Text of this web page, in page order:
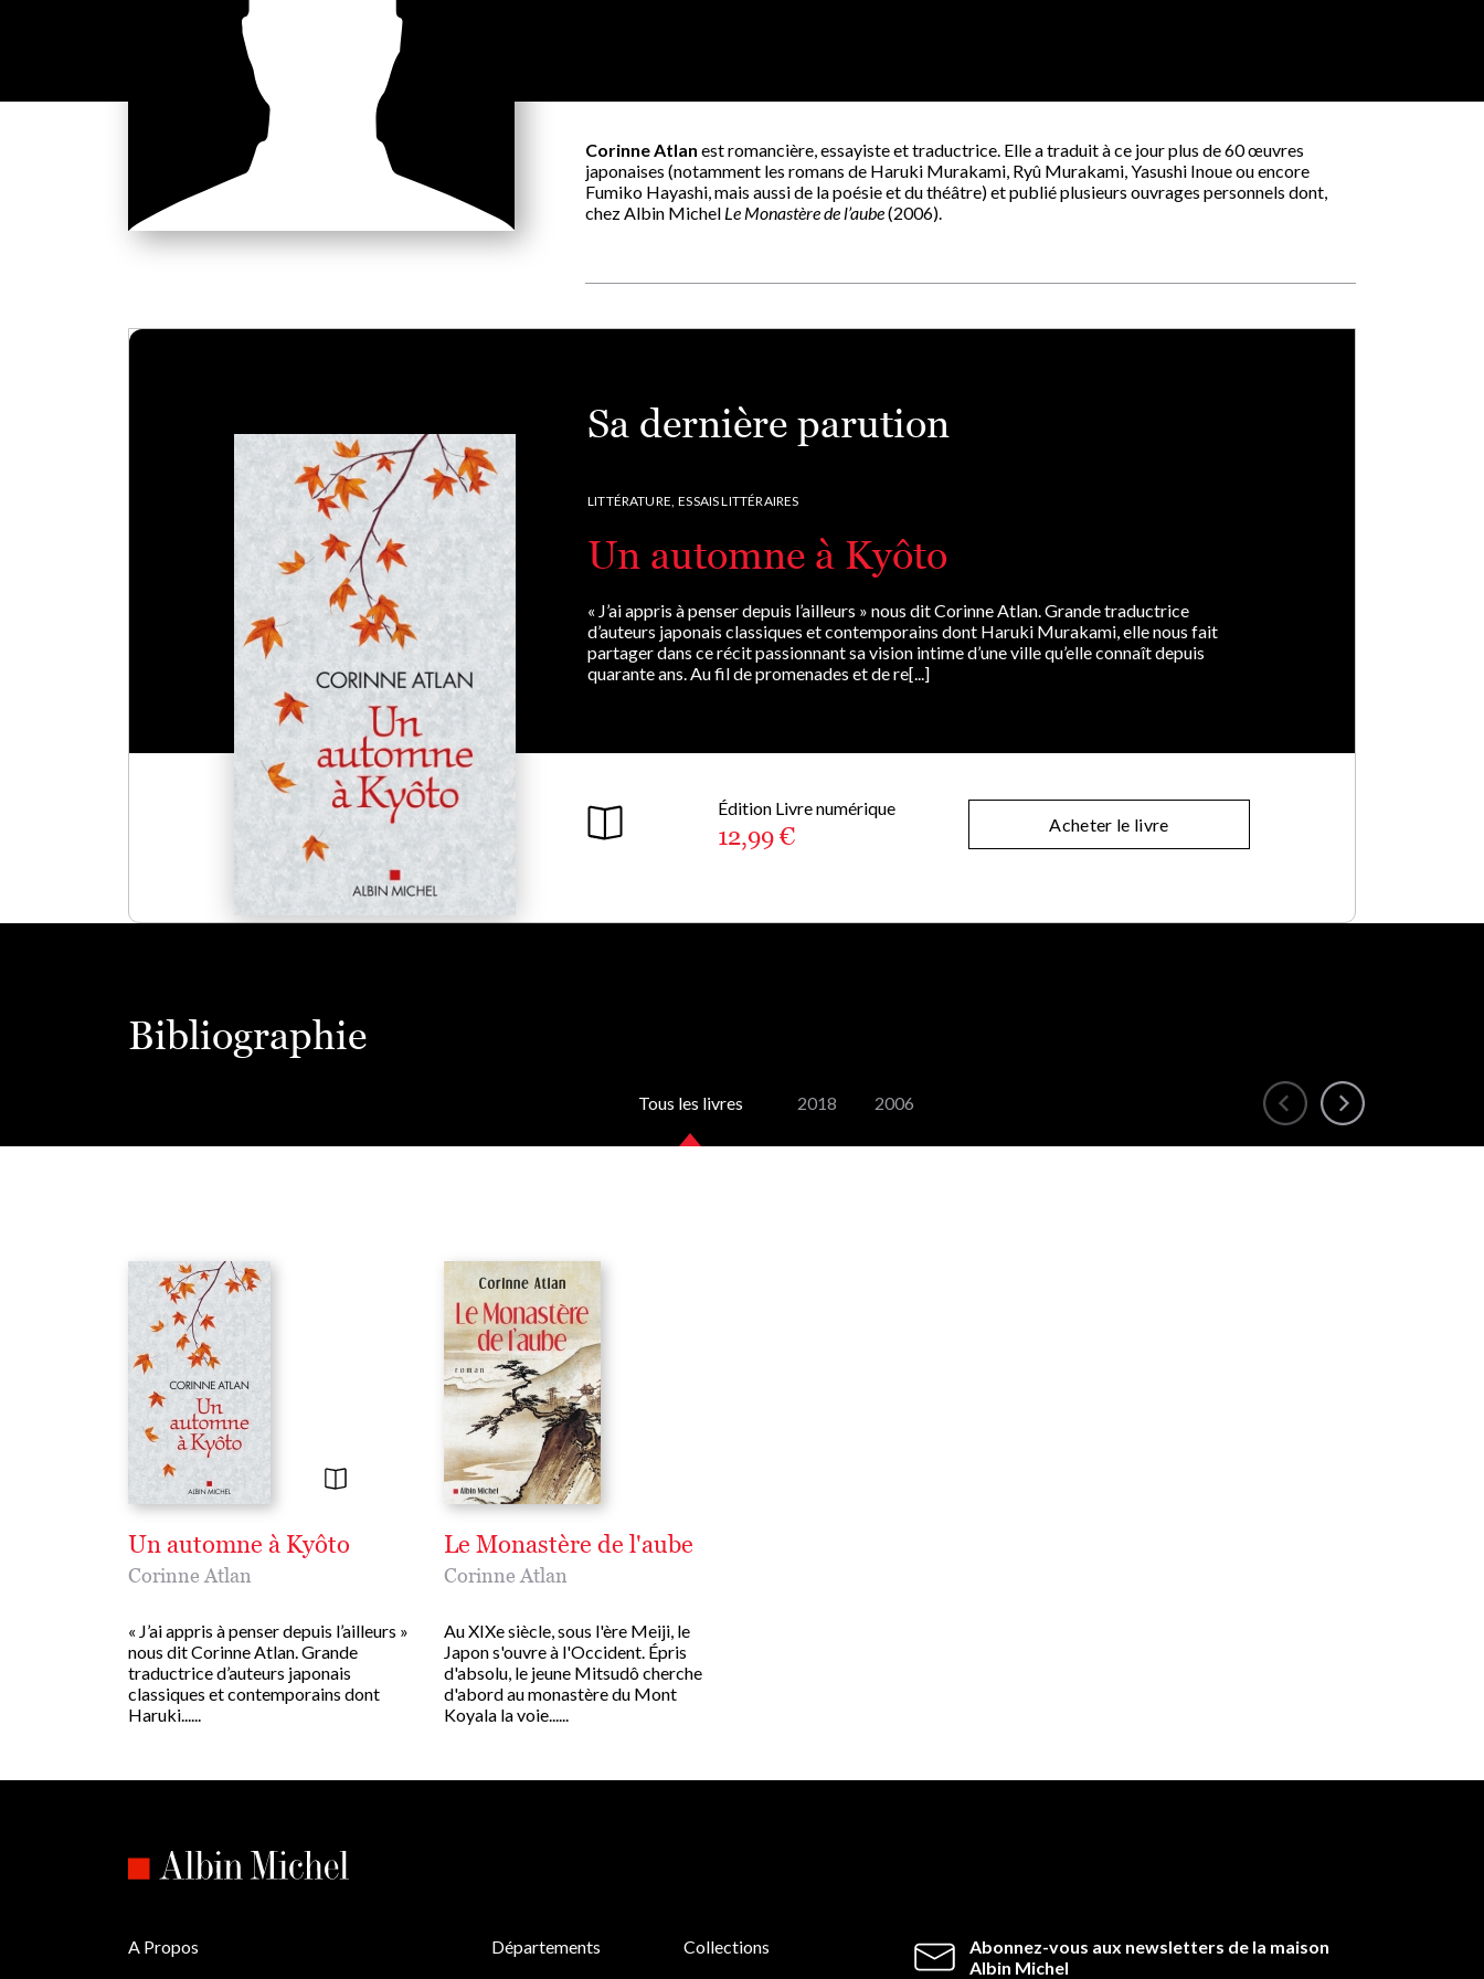
Corinne Atlan est romancière, essayiste et traductrice. Elle a traduit à ce jour plus de 60 œuvres
japonaises (notamment les romans de Haruki Murakami, Ryû Murakami, Yasushi Inoue ou encore
Fumiko Hayashi, mais aussi de la poésie et du théâtre) et publié plusieurs ouvrages personnels dont,
chez Albin Michel Le Monastère de l’aube(2006).
Sa dernière parution
LITTÉRATURE, ESSAIS LITTÉRAIRES
Un automne à Kyôto
« J’ai appris à penser depuis l’ailleurs » nous dit Corinne Atlan. Grande traductrice
d’auteurs japonais classiques et contemporains dont Haruki Murakami, elle nous fait
partager dans ce récit passionnant sa vision intime d’une ville qu’elle connaît depuis
quarante ans. Au fil de promenades et de re[...]
Édition Livre numérique
12,99 € Acheter le livre
Bibliographie
Tous les livres 2018 2006
Un automne à Kyôto
Corinne Atlan
« J’ai appris à penser depuis l’ailleurs »
nous dit Corinne Atlan. Grande
traductrice d’auteurs japonais
classiques et contemporains dont
Haruki......
Le Monastère de l'aube
Corinne Atlan
Au XIXe siècle, sous l'ère Meiji, le
Japon s'ouvre à l'Occident. Épris
d'absolu, le jeune Mitsudô cherche
d'abord au monastère du Mont
Koyala la voie......
Abonnez-vous aux newsletters de la maison
Albin Michel
A Propos Départements Collections